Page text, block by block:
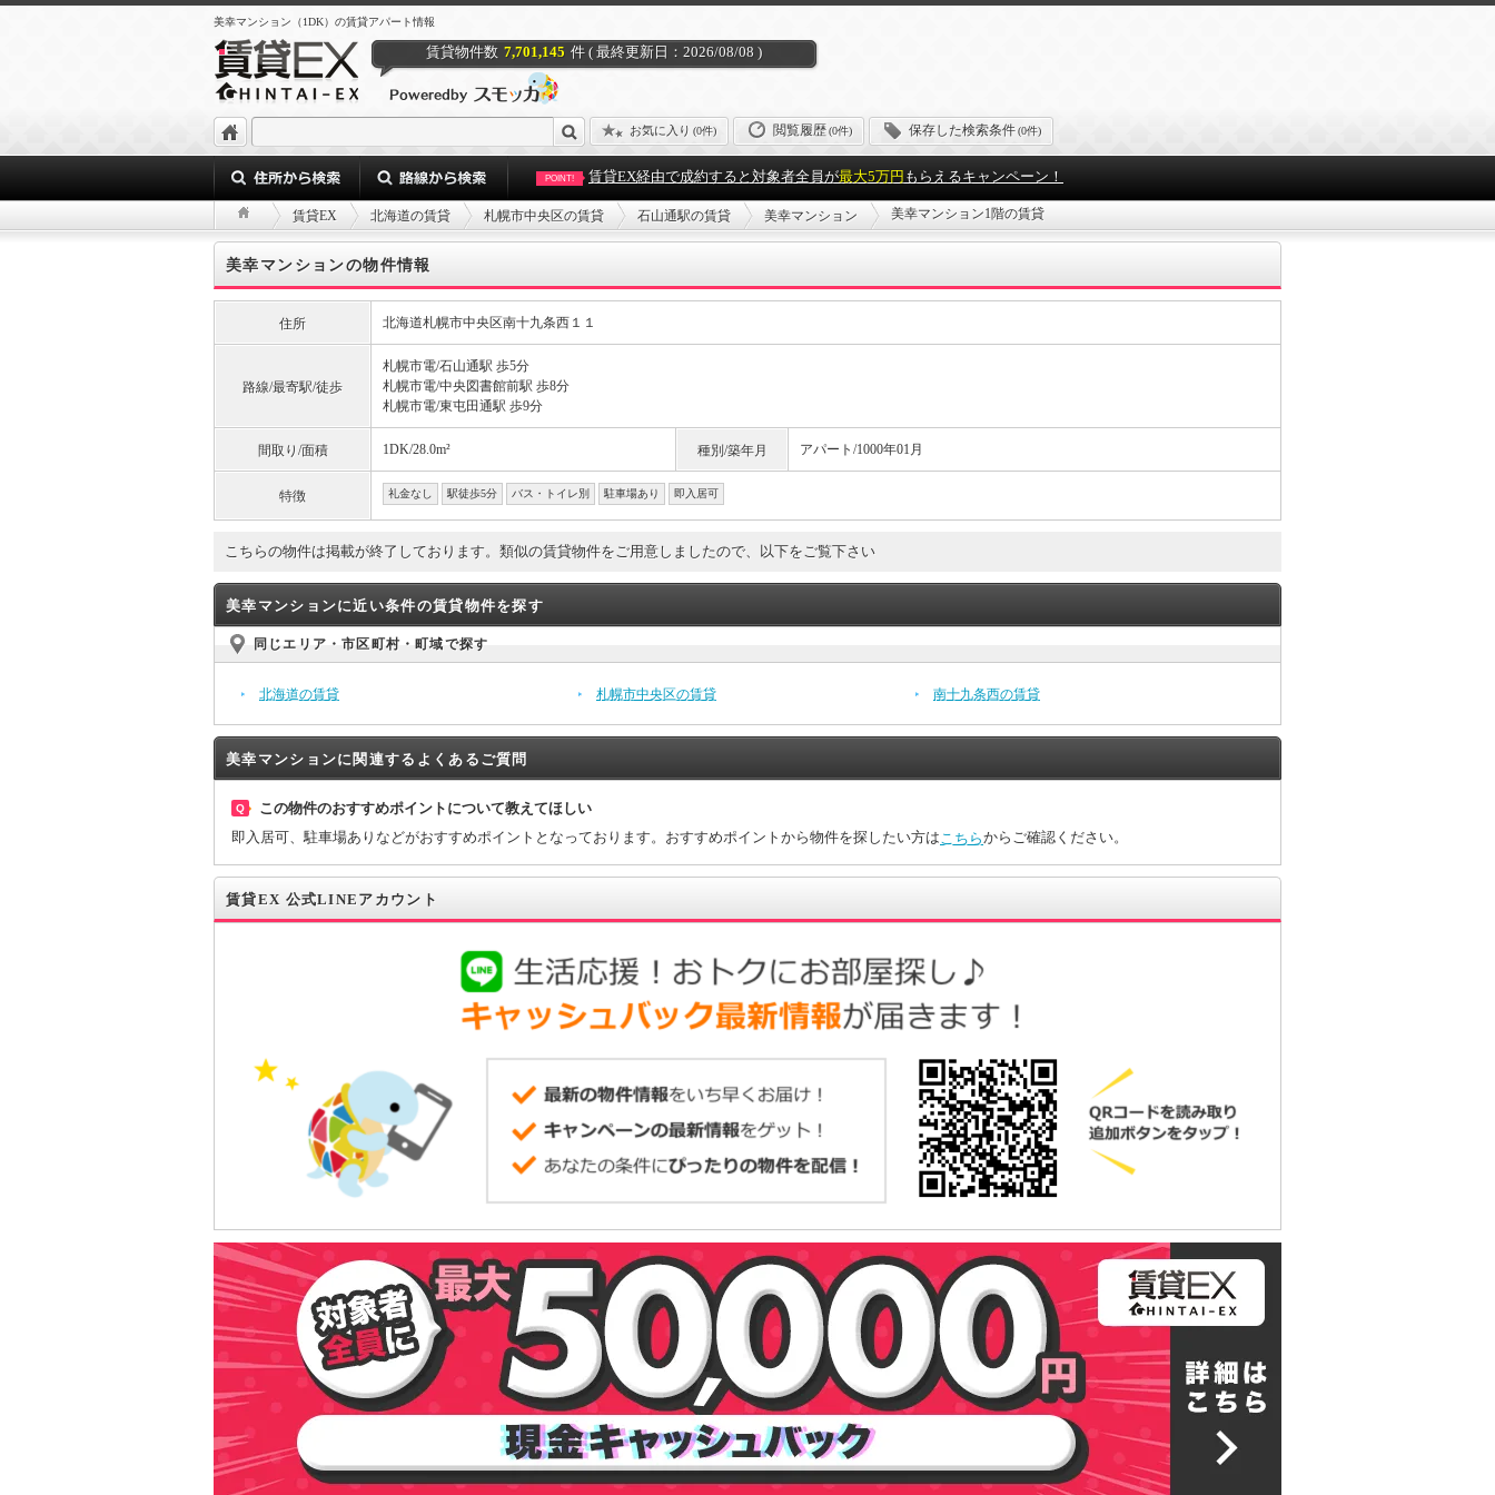
美幸マンション（1DK）の賃貸アパート情報
賃貸物件数 7,701,145 件 ( 最終更新日：2026/08/08 )
お気に入り (0件) 閲覧履歴(0件) 保存した検索条件(0件)
POINT! 賃貸EX経由で成約すると対象者全員が最大5万円 もらえるキャンペーン！
賃貸EX 北海道の賃貸 札幌市中央区の賃貸 石山通駅の賃貸 美幸マンション 美幸マンション1階の賃貸
美幸マンションの物件情報
住所 北海道札幌市中央区南十九条西１１
路線/最寄駅/徒歩
札幌市電/石山通駅 歩5分
札幌市電/中央図書館前駅 歩8分
札幌市電/東屯田通駅 歩9分
間取り/面積 1DK/28.0m² 種別/築年月 アパート/1000年01月
特徴 礼金なし 駅徒歩5分 バス・トイレ別 駐車場あり 即入居可
こちらの物件は掲載が終了しております。類似の賃貸物件をご用意しましたので、以下をご覧下さい
美幸マンションに近い条件の賃貸物件を探す
同じエリア・市区町村・町域で探す
北海道の賃貸 札幌市中央区の賃貸 南十九条西の賃貸
美幸マンションに関連するよくあるご質問
Q
この物件のおすすめポイントについて教えてほしい
即入居可、駐車場ありなどがおすすめポイントとなっております。おすすめポイントから物件を探したい方はこちらからご確認ください。
賃貸EX 公式LINEアカウント